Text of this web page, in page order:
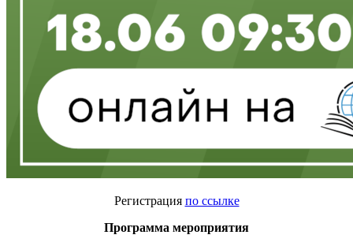
Регистрация по ссылке
Программа мероприятия